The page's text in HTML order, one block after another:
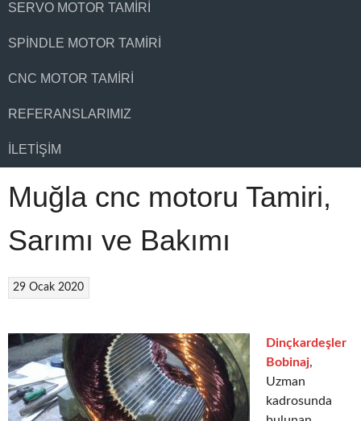
SERVO MOTOR TAMIRI
SPINDLE MOTOR TAMIRI
CNC MOTOR TAMIRI
REFERANSLARIMIZ
İLETIŞIM
Muğla cnc motoru Tamiri,
Sarımı ve Bakımı
29 Ocak 2020
Dinçkardeşler
Bobinaj,
Uzman
kadrosunda